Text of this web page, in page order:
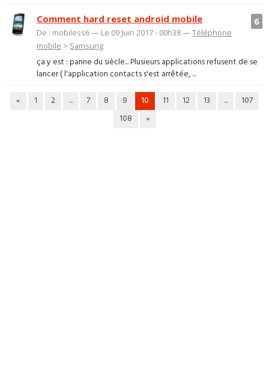
6
Comment hard reset android mobile
De : mobiless6 — Le 09 Juin 2017 - 00h38 —Téléphone
mobile > Samsung
ça y est : panne du siècle... Plusieurs applications refusent de se
lancer ( l'application contacts s'est arrêtée, ...
« 1 2 ... 7 8 9 10 11 12 13 ...
107
108
»